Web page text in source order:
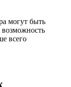
могут быть
возможность
всего